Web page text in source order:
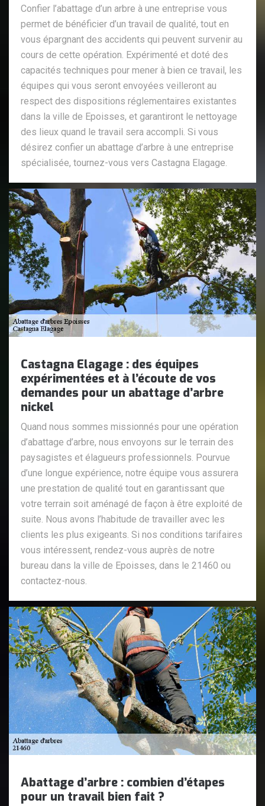
Confier l’abattage d’un arbre à une entreprise vous
permet de bénéficier d’un travail de qualité, tout en
vous épargnant des accidents qui peuvent survenir au
cours de cette opération. Expérimenté et doté des
capacités techniques pour mener à bien ce travail, les
équipes qui vous seront envoyées veilleront au
respect des dispositions réglementaires existantes
dans la ville de Epoisses, et garantiront le nettoyage
des lieux quand le travail sera accompli. Si vous
désirez confier un abattage d’arbre à une entreprise
spécialisée, tournez-vous vers Castagna Elagage.
Castagna Elagage : des équipes
expérimentées et à l’écoute de vos
demandes pour un abattage d’arbre
nickel
Quand nous sommes missionnés pour une opération
d’abattage d’arbre, nous envoyons sur le terrain des
paysagistes et élagueurs professionnels. Pourvue
d’une longue expérience, notre équipe vous assurera
une prestation de qualité tout en garantissant que
votre terrain soit aménagé de façon à être exploité de
suite. Nous avons l’habitude de travailler avec les
clients les plus exigeants. Si nos conditions tarifaires
vous intéressent, rendez-vous auprès de notre
bureau dans la ville de Epoisses, dans le 21460 ou
contactez-nous.
Abattage d’arbre : combien d’étapes
pour un travail bien fait ?